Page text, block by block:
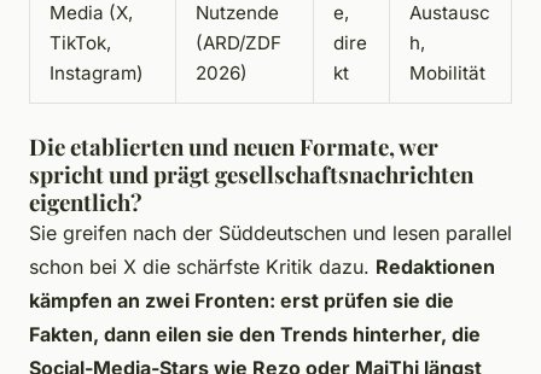
Media (X,
TikTok,
Instagram)
Nutzende
(ARD/ZDF
2026)
e,
dire
kt
Austausc
h,
Mobilität
Die etablierten und neuen Formate, wer
spricht und prägt gesellschaftsnachrichten
eigentlich?
Sie greifen nach der Süddeutschen und lesen parallel
schon bei X die schärfste Kritik dazu. Redaktionen
kämpfen an zwei Fronten: erst prüfen sie die
Fakten, dann eilen sie den Trends hinterher, die
Social-Media-Stars wie Rezo oder MaiThi längst